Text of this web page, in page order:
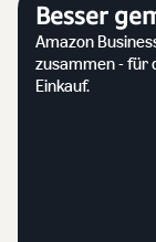
Besser
Amazon
zusammen - für
Einkauf.